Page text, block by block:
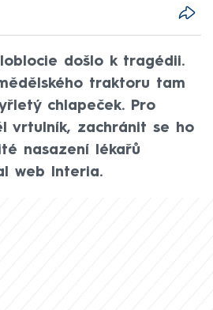
došlo k tragédii.
traktoru tam
chlapeček. Pro
vrtulník, zachránit se ho
nasazení lékařů
web Interia.